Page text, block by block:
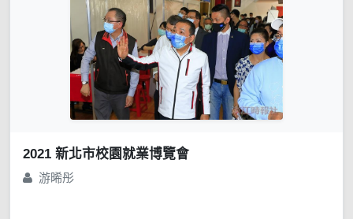
2021 新北市校園就業博覽會
游晞彤